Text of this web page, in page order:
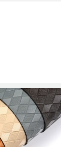
Chọn